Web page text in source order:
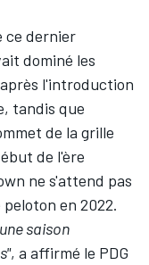
ce dernier
dominé les
l'introduction
tandis que
de la grille
de l'ère
ne s'attend pas
en 2022.
saison
, a affirmé le PDG